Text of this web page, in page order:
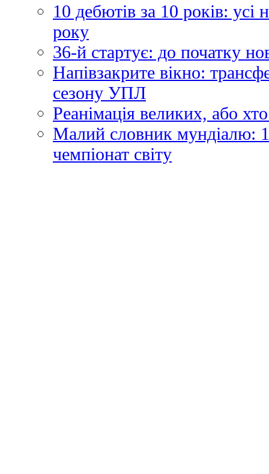
10 дебютів за 10 років:
року
36-й стартує: до початку
Напівзакрите вікно:
сезону УПЛ
Реанімація великих, або
Малий словник мундіалю:
чемпіонат світу